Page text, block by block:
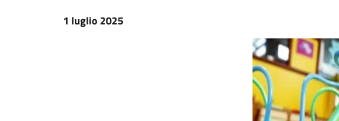
1 luglio 2025